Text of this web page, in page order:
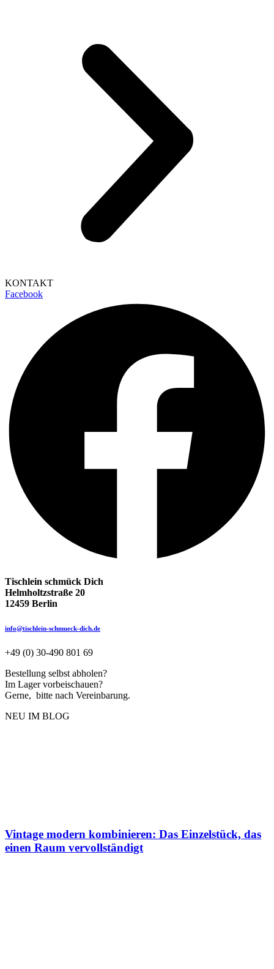
KONTAKT
Facebook
Tischlein schmück Dich
Helmholtzstraße 20
12459 Berlin
info@tischlein-schmueck-dich.de
+49 (0) 30-490 801 69
Bestellung selbst abholen?
Im Lager vorbeischauen?
Gerne, bitte nach Vereinbarung.
NEU IM BLOG
Vintage modern kombinieren: Das Einzelstück, das
einen Raum vervollständigt